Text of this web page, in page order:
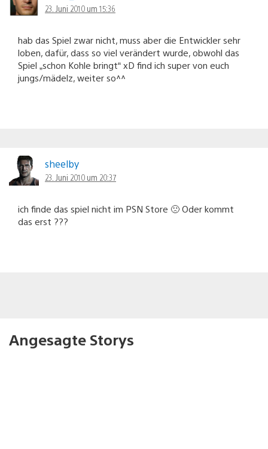
23. Juni 2010 um 15:36
hab das Spiel zwar nicht, muss aber die Entwickler sehr
loben, dafür, dass so viel verändert wurde, obwohl das
Spiel „schon Kohle bringt“ xD find ich super von euch
jungs/mädelz, weiter so^^
sheelby
23. Juni 2010 um 20:37
ich finde das spiel nicht im PSN Store 🙁 Oder kommt
das erst ???
Angesagte Storys